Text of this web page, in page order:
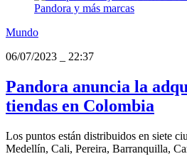
Mundo
06/07/2023
22:37
Pandora anuncia la
tiendas en Colombia
Los puntos están distribuidos en siete
Medellín, Cali, Pereira, Barranquilla,